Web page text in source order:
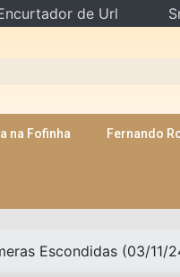
na Fofinha Fernando
Escondidas (03/11/
de Url